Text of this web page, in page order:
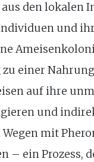
den lokalen
und
zu einer
auf ihre
und
mit
– ein Prozess,